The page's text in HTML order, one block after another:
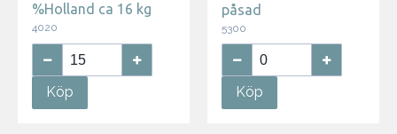
%Holland ca 16 kg
4020
Köp
påsad
5300
Köp